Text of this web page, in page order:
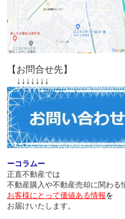
【お問合せ先】
↓↓↓↓↓↓↓
ーコラムー
正直不動産では
不動産購入や不動産売却に関わる
お客様にとって価値ある情報を
お届けいたします。